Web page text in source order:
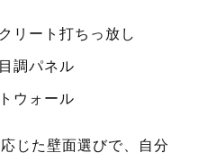
リート打ちっ放し
調パネル
ウォール
じた壁面選びで、自分